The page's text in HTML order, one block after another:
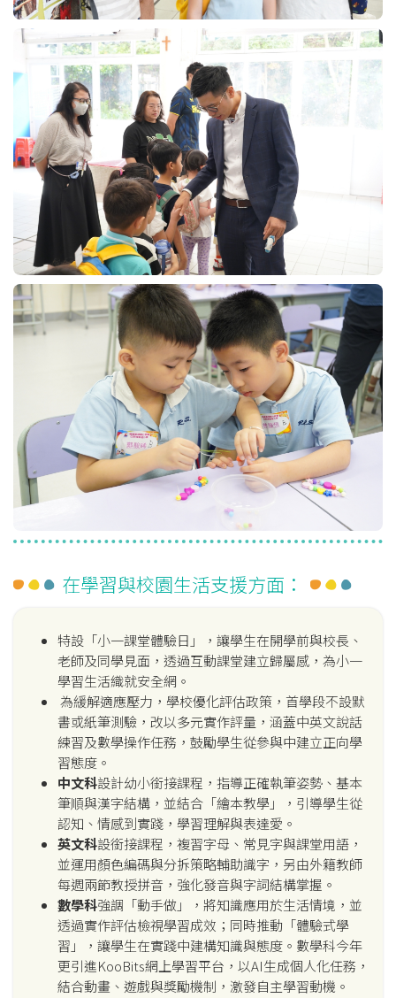
在學習與校園生活支援方面：
特設「小一課堂體驗日」，讓學生在開學前與校長、
老師及同學見面，透過互動課堂建立歸屬感，為小一
學習生活織就安全網。
為緩解適應壓力，學校優化評估政策，首學段不設默
書或紙筆測驗，改以多元實作評量，涵蓋中英文說話
練習及數學操作任務，鼓勵學生從參與中建立正向學
習態度。
中文科設計幼小銜接課程，指導正確執筆姿勢、基本
筆順與漢字結構，並結合「繪本教學」，引導學生從
認知、情感到實踐，學習理解與表達愛。
英文科設銜接課程，複習字母、常見字與課堂用語，
並運用顏色編碼與分拆策略輔助識字，另由外籍教師
每週兩節教授拼音，強化發音與字詞結構掌握。
數學科強調「動手做」，將知識應用於生活情境，並
透過實作評估檢視學習成效；同時推動「體驗式學
習」，讓學生在實踐中建構知識與態度。數學科今年
更引進KooBits網上學習平台，以AI生成個人化任務，
結合動畫、遊戲與獎勵機制，激發自主學習動機。